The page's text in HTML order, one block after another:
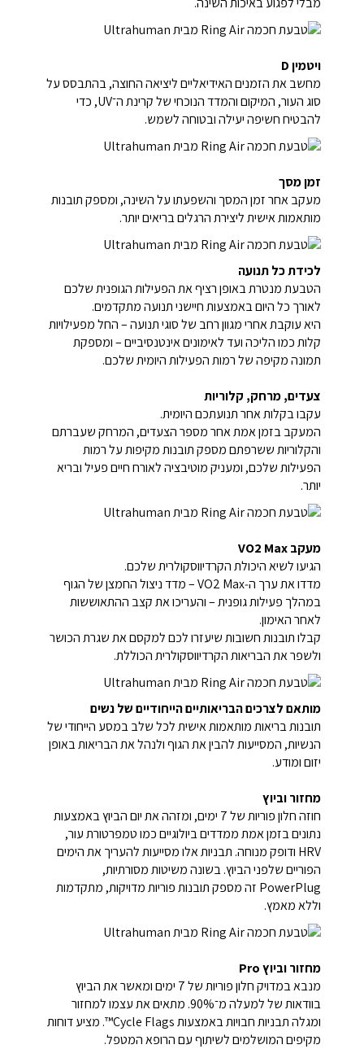
ויטמין D
מחשב את הזמנים האידיאליים ליציאה החוצה, בהתבסס על
סוג העור, המיקום והמדד הנוכחי של קרינת ה־UV, כדי
להבטיח חשיפה יעילה ובטוחה לשמש.
זמן מסך
מעקב אחר זמן המסך והשפעתו על השינה, ומספק תובנות
מותאמות אישית ליצירת הרגלים בריאים יותר.
לכידת כל תנועה
הטבעת מנטרת באופן רציף את הפעילות הגופנית שלכם
לאורך כל היום באמצעות חיישני תנועה מתקדמים.
היא עוקבת אחרי מגוון רחב של סוגי תנועה – החל מפעילויות
קלות כמו הליכה ועד לאימונים אינטנסיביים – ומספקת
תמונה מקיפה של רמות הפעילות היומית שלכם.
צעדים, מרחק, קלוריות
עקבו בקלות אחר תנועתכם היומית.
המעקב בזמן אמת אחר מספר הצעדים, המרחק שעברתם
והקלוריות ששרפתם מספק תובנות מקיפות על רמות
הפעילות שלכם, ומעניק מוטיבציה לאורח חיים פעיל ובריא
יותר.
מעקב VO2 Max
הגיעו לשיא היכולת הקרדיווסקולרית שלכם.
מדדו את ערך ה‑VO2 Max – מדד ניצול החמצן של הגוף
במהלך פעילות גופנית – והעריכו את קצב ההתאוששות
לאחר האימון.
קבלו תובנות חשובות שיעזרו לכם למקסם את שגרת הכושר
ולשפר את הבריאות הקרדיווסקולרית הכוללת.
מותאם לצרכים הבריאותיים הייחודיים של נשים
תובנות בריאות מותאמות אישית לכל שלב במסע הייחודי של
הנשיות, המסייעות להבין את הגוף ולנהל את הבריאות באופן
יזום ומודע.
מחזור וביוץ
חוזה חלון פוריות של 7 ימים, ומזהה את יום הביוץ באמצעות
נתונים בזמן אמת ממדדים ביולוגיים כמו טמפרטורת עור,
HRV ודופק מנוחה. תבניות אלו מסייעות להעריך את הימים
הפוריים שלפני הביוץ. בשונה משיטות מסורתיות,
PowerPlug זה מספק תובנות פוריות מדויקות, מתקדמות
וללא מאמץ.
מחזור וביוץ Pro
מנבא במדויק חלון פוריות של 7 ימים ומאשר את הביוץ
בוודאות של למעלה מ־90%. מתאים את עצמו למחזור
ומגלה תבניות חבויות באמצעות Cycle Flags™. מציע דוחות
מקיפים המושלמים לשיתוף עם הרופא המטפל.